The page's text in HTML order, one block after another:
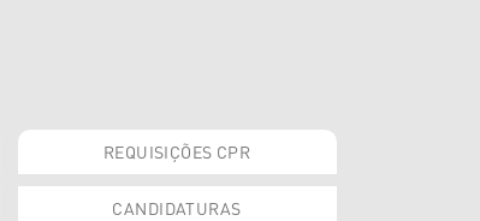
REQUISIÇÕES CPR
CANDIDATURAS